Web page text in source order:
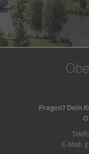
Fragen? Dein
E-Mail: